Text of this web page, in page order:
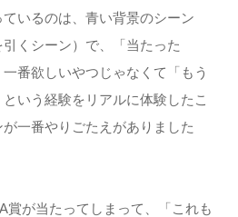
いるのは、⻘い背景のシーン
引くシーン）で、「当たった
番欲しいやつじゃなくて「もう
いう経験をリアルに体験したこ
⼀番やりごたえがありました
賞が当たってしまって、「これも